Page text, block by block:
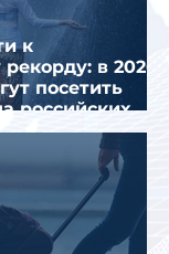
к
в 2026
посетить
российских